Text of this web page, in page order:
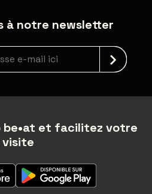
à notre newsletter
be•at et facilitez votre
visite